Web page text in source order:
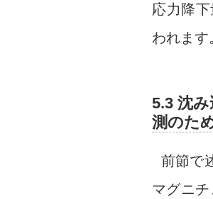
応力降
われます
5.3 沈
測のた
前節で
マグニ